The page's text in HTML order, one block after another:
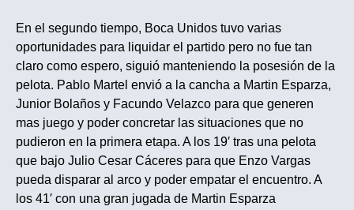
En el segundo tiempo, Boca Unidos tuvo varias
oportunidades para liquidar el partido pero no fue tan
claro como espero, siguió manteniendo la posesión de la
pelota. Pablo Martel envió a la cancha a Martin Esparza,
Junior Bolaños y Facundo Velazco para que generen
mas juego y poder concretar las situaciones que no
pudieron en la primera etapa. A los 19′ tras una pelota
que bajo Julio Cesar Cáceres para que Enzo Vargas
pueda disparar al arco y poder empatar el encuentro. A
los 41′ con una gran jugada de Martin Esparza